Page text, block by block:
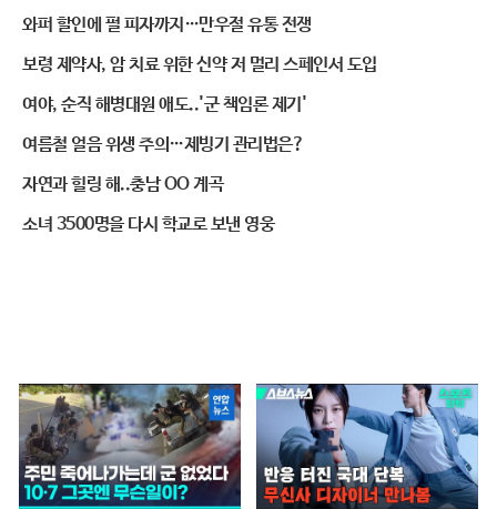
와퍼 할인에 펄 피자까지…만우절 유통 전쟁
보령 제약사, 암 치료 위한 신약 저 멀리 스페인서 도입
여야, 순직 해병대원 애도..'군 책임론 제기'
여름철 얼음 위생 주의…제빙기 관리법은?
자연과 힐링 해..충남 OO 계곡
소녀 3500명을 다시 학교로 보낸 영웅